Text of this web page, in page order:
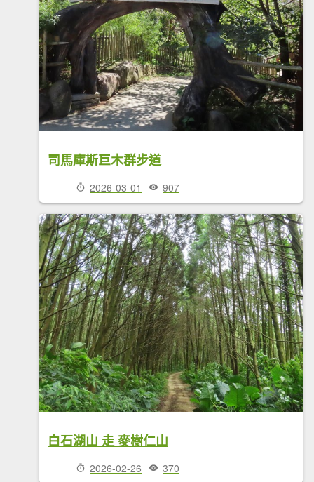
司馬庫斯巨木群步道
2026-03-01 907
白石湖山 走 麥樹仁山
2026-02-26 370